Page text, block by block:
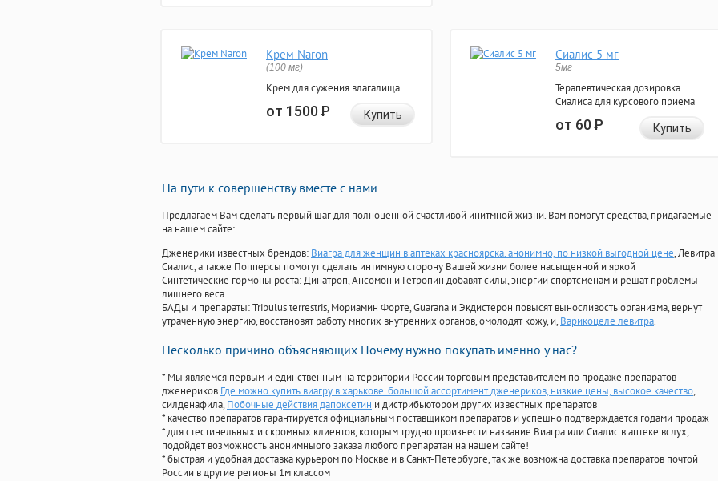
Крем Naron
(100 мг)
Крем для сужения влагалища
от 1500Р Купить
Сиалис 5 мг
5мг
Терапевтическая дозировка
Сиалиса для курсового приема
от 60Р Купить
На пути к совершенству вместе с нами
Предлагаем Вам сделать первый шаг для полноценной счастливой инитмной жизни. Вам помогут средства, придагаемые
на нашем сайте:
Дженерики известных брендов: Виагра для женщин в аптеках красноярска. анонимно, по низкой выгодной цене, Левитра
Сиалис, а также Попперсы помогут сделать интимную сторону Вашей жизни более насыщенной и яркой
Синтетические гормоны роста: Динатроп, Ансомон и Гетропин добавят силы, энергии спортсменам и решат проблемы
лишнего веса
БАДы и препараты:Tribulus terrestris, Мориамин Форте, Guarana и Экдистерон повысят выносливость организма, вернут
утраченную энергию, восстановят работу многих внутренних органов, омолодят кожу, и, Варикоцеле левитра.
Несколько причино объясняющих Почему нужно покупать именно у нас?
* Мы являемся первым и единственным на территории России торговым представителем по продаже препаратов
дженериков Где можно купить виагру в харькове. большой ассортимент дженериков, низкие цены, высокое качество,
силденафила, Побочные действия дапоксетин и дистрибьютором других известных препаратов
* качество препаратов гарантируется официальным поставщиком препаратов и успешно подтверждается годами продаж
* для стестинельных и скромных клиентов, которым трудно произнести название Виагра или Сиалис в аптеке вслух,
подойдет возможность анонимныого заказа любого препаратан на нашем сайте!
* быстрая и удобная доставка курьером по Москве и в Санкт-Петербурге, так же возможна доставка препаратов почтой
России в другие регионы 1м классом